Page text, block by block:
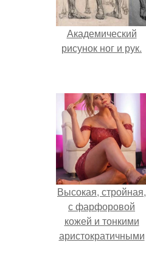
Академический
рисунок ног и рук.
Высокая, стройная,
с фарфоровой
кожей и тонкими
аристократичными